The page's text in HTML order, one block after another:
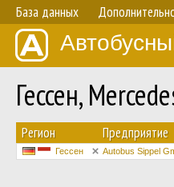
База данных
Гессен,
Регион Предприятие
Гессен Autobus Sippel